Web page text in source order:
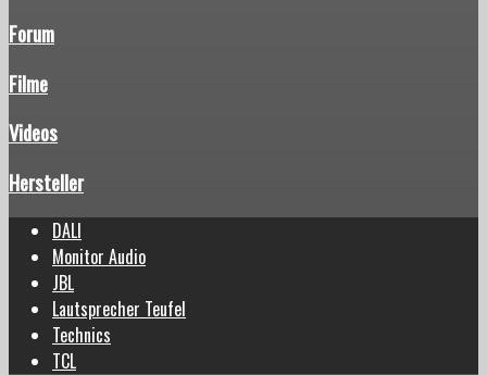
Forum
Filme
Videos
Hersteller
DALI
Monitor Audio
JBL
Lautsprecher Teufel
Technics
TCL